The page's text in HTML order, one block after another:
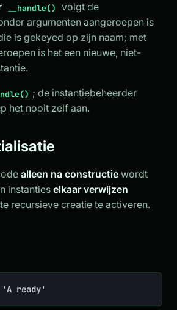
__handle()
volgt de
argumenten aangeroepen is
is gekeyed op zijn naam; met
is het een nieuwe, niet-
; de instantiebeheerder
het nooit zelf aan.
alleen na constructie wordt
instanties elkaar verwijzen
recursieve creatie te activeren.
'A ready'